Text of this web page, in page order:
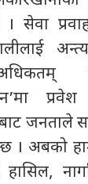
। सेवा
जनताले
। अबको
हासिल,